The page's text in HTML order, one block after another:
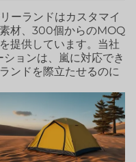
ーランドはカスタマイ
材、300個からのMOQ
提供しています。当社
ョンは、嵐に対応でき
ンドを際立たせるのに